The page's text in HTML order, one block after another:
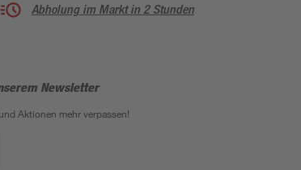
Abholung im Markt in 2 Stunden
Newsletter
Aktionen mehr verpassen!